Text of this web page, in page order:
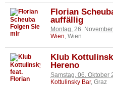
Florian
auffällig
Montag, 26.
Wien, Wien
Klub
Hereno
Samstag, 06. Oktober
Kottulinsky Bar, Graz